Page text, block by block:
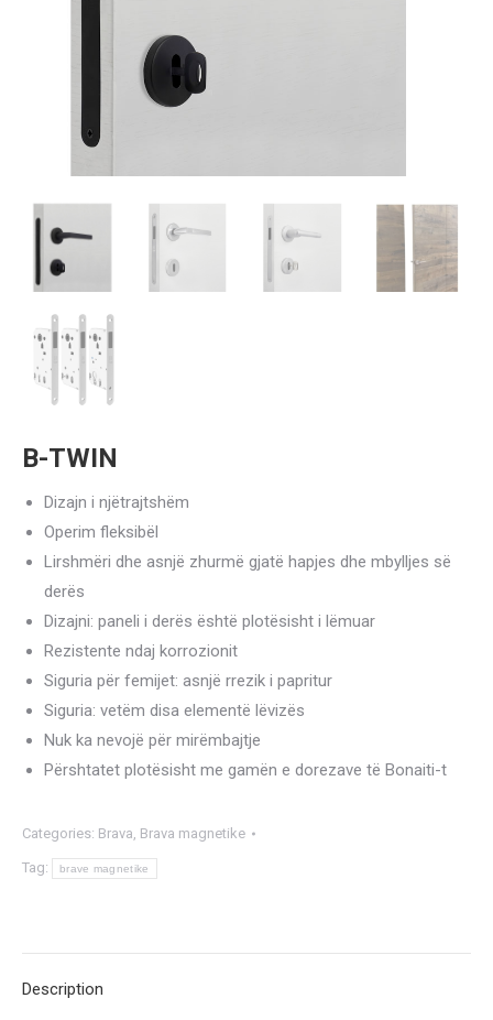
B-TWIN
Dizajn i njëtrajtshëm
Operim fleksibël
Lirshmëri dhe asnjë zhurmë gjatë hapjes dhe mbylljes së
derës
Dizajni: paneli i derës është plotësisht i lëmuar
Rezistente ndaj korrozionit
Siguria për femijet: asnjë rrezik i papritur
Siguria: vetëm disa elementë lëvizës
Nuk ka nevojë për mirëmbajtje
Përshtatet plotësisht me gamën e dorezave të Bonaiti-t
Categories: Brava, Brava magnetike
Tag: brave magnetike
Description